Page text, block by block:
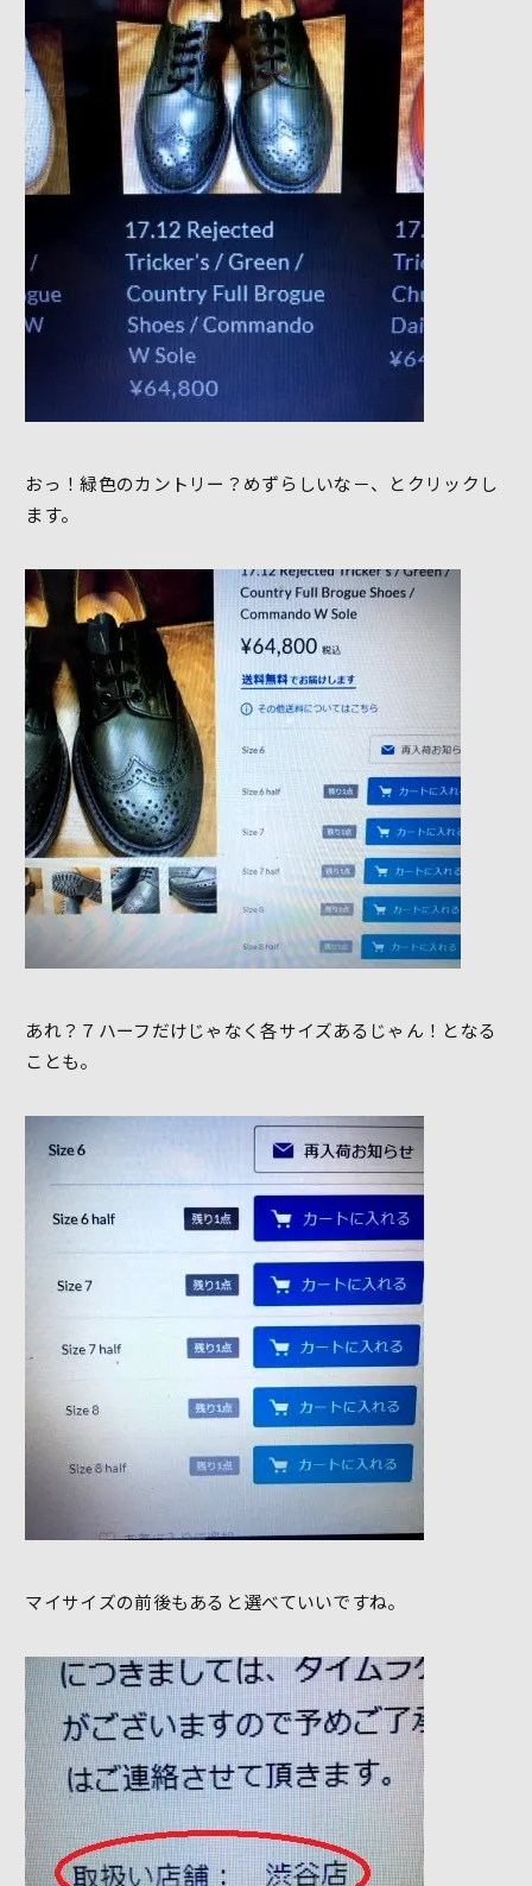
おっ！緑色のカントリー？めずらしいな－、とクリックし
ます。
あれ？７ハーフだけじゃなく各サイズあるじゃん！となる
ことも。
マイサイズの前後もあると選べていいですね。